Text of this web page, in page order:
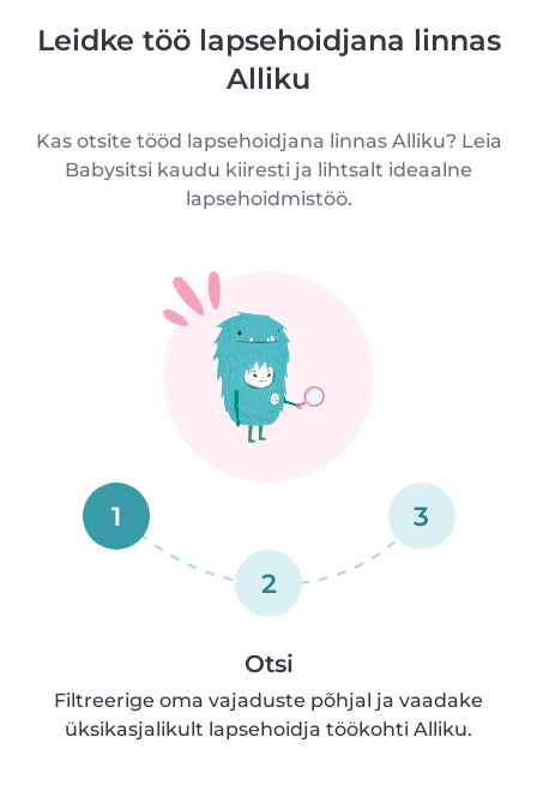
Leidke töö lapsehoidjana linnas
Alliku
Kas otsite tööd lapsehoidjana linnas Alliku? Leia
Babysitsi kaudu kiiresti ja lihtsalt ideaalne
lapsehoidmistöö.
1
2
3
Otsi
Filtreerige oma vajaduste põhjal ja vaadake
üksikasjalikult lapsehoidja töökohti Alliku.